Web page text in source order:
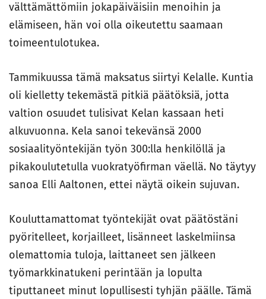
välttämättömiin jokapäiväisiin menoihin ja
elämiseen, hän voi olla oikeutettu saamaan
toimeentulotukea.
Tammikuussa tämä maksatus siirtyi Kelalle. Kuntia
oli kielletty tekemästä pitkiä päätöksiä, jotta
valtion osuudet tulisivat Kelan kassaan heti
alkuvuonna. Kela sanoi tekevänsä 2000
sosiaalityöntekijän työn 300:lla henkilöllä ja
pikakoulutetulla vuokratyöfirman väellä. No täytyy
sanoa Elli Aaltonen, ettei näytä oikein sujuvan.
Kouluttamattomat työntekijät ovat päätöstäni
pyöritelleet, korjailleet, lisänneet laskelmiinsa
olemattomia tuloja, laittaneet sen jälkeen
työmarkkinatukeni perintään ja lopulta
tiputtaneet minut lopullisesti tyhjän päälle. Tämä